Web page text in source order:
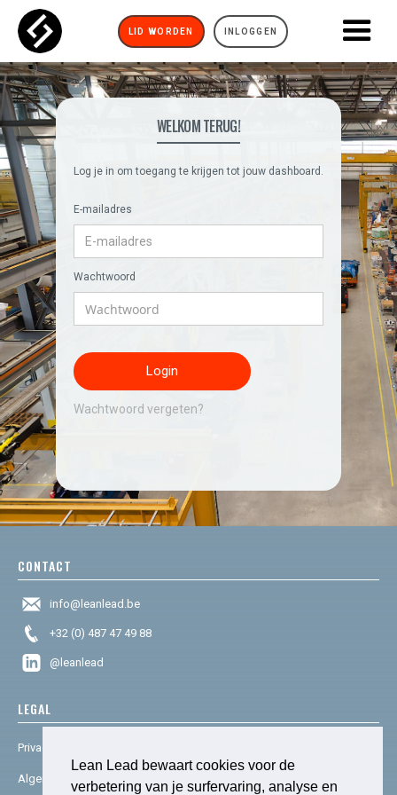
Lean Lead bewaart cookies voor de
verbetering van je surfervaring, analyse en
LID WORDEN INLOGGEN
WELKOM TERUG!
Log je in om toegang te krijgen tot jouw dashboard.
E-mailadres
Wachtwoord
Wachtwoord vergeten?
CONTACT
info@leanlead.be
+32 (0) 487 47 49 88
@leanlead
LEGAL
Privacy & cookies
Algemene voorwaarden